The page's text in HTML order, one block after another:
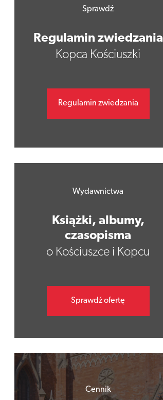
Sprawdź
Regulamin zwiedzania
Kopca Kościuszki
Regulamin zwiedzania
Wydawnictwa
Książki, albumy,
czasopisma
o Kościuszce i Kopcu
Sprawdź ofertę
Cennik